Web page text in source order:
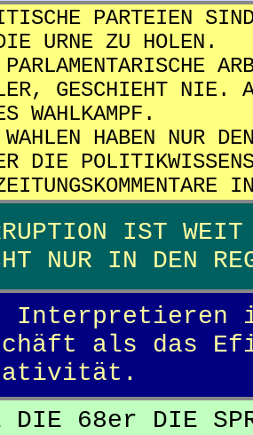
PARTEIEN
URNE ZU HOLEN.
GESCHIEHT NIE.
WAHLKAMPF.
HABEN NUR
DIE
IST WEIT
NUR IN DEN
als das
DIE 68er DIE